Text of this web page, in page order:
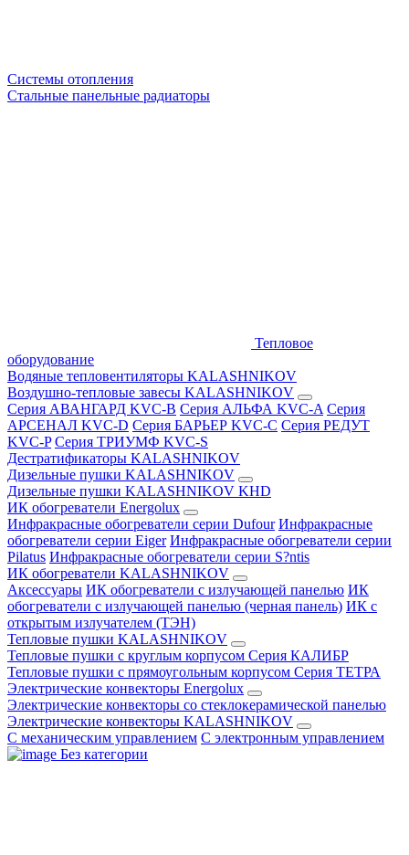
Системы отопления
Стальные панельные радиаторы
Тепловое
оборудование
Водяные тепловентиляторы KALASHNIKOV
Воздушно-тепловые завесы KALASHNIKOV
Серия АВАНГАРД KVC-B Серия АЛЬФА KVC-A Серия
АРСЕНАЛ KVC-D Серия БАРЬЕР KVC-C Серия РЕДУТ
KVC-P Серия ТРИУМФ KVC-S
Дестратификаторы KALASHNIKOV
Дизельные пушки KALASHNIKOV
Дизельные пушки KALASHNIKOV KHD
ИК обогреватели Energolux
Инфракрасные обогреватели серии Dufour Инфракрасные
обогреватели серии Eiger Инфракрасные обогреватели серии
Pilatus Инфракрасные обогреватели серии S?ntis
ИК обогреватели KALASHNIKOV
Аксессуары ИК обогреватели с излучающей панелью ИК
обогреватели с излучающей панелью (черная панель) ИК с
открытым излучателем (ТЭН)
Тепловые пушки KALASHNIKOV
Тепловые пушки с круглым корпусом Серия КАЛИБР
Тепловые пушки с прямоугольным корпусом Серия ТЕТРА
Электрические конвекторы Energolux
Электрические конвекторы со стеклокерамической панелью
Электрические конвекторы KALASHNIKOV
С механическим управлением С электронным управлением
Без категории